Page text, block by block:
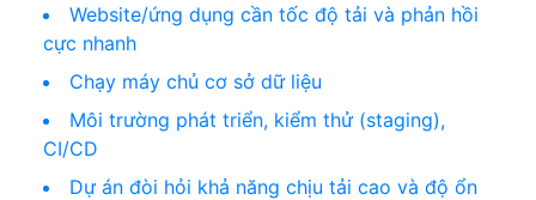
Website/ứng dụng cần tốc độ tải và phản hồi
cực nhanh
Chạy máy chủ cơ sở dữ liệu
Môi trường phát triển, kiểm thử (staging),
CI/CD
Dự án đòi hỏi khả năng chịu tải cao và độ ổn